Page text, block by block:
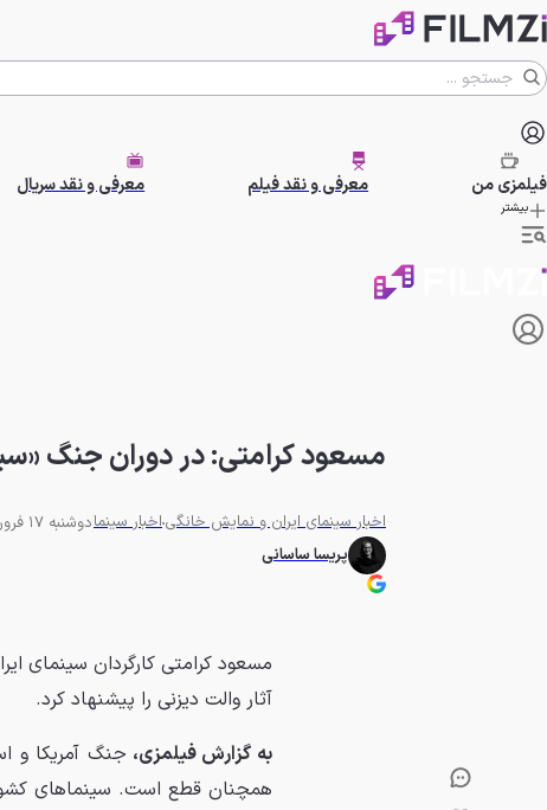
فیلمزیمن معرفی و نقد فیلم معرفی و نقد سریال
بیشتر
مسعود کرامتی: در دوران جنگ
اخبار سینمای ایران و نمایش خانگیاخبار سینمادوشنبه 17 فروردین 1405 - 09:00
پریسا ساسانی
مسعود کرامتی کارگردان سینمای
آثار والت دیزنی را پیشنهاد کرد.
به گزارش فیلمزی، جنگ آمریکا و
همچنان قطع است. سینماهای